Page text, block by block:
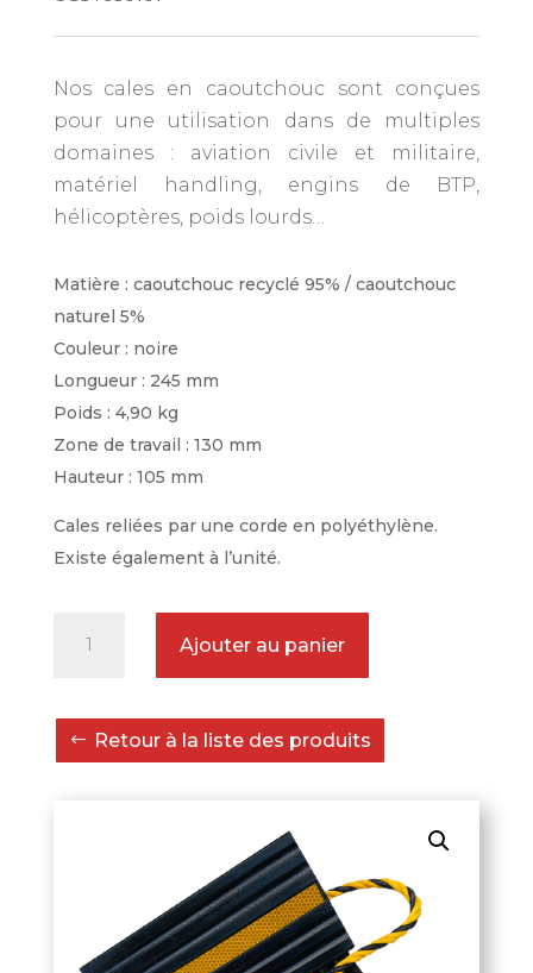
Nos cales en caoutchouc sont conçues
pour une utilisation dans de multiples
domaines : aviation civile et militaire,
matériel handling, engins de BTP,
hélicoptères, poids lourds…
Matière : caoutchouc recyclé 95% / caoutchouc
naturel 5%
Couleur : noire
Longueur : 245 mm
Poids : 4,90 kg
Zone de travail : 130 mm
Hauteur : 105 mm
Cales reliées par une corde en polyéthylène.
Existe également à l’unité.
de
cales
Ajouter au panier
Retour à la liste des produits